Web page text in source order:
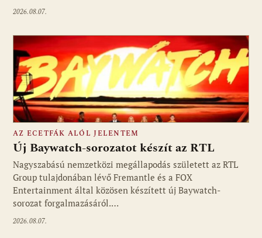
2026.08.07.
Fotó: media1.hu
AZ ECETFÁK ALÓL JELENTEM
Új Baywatch-sorozatot készít az RTL
Nagyszabású nemzetközi megállapodás született az RTL
Group tulajdonában lévő Fremantle és a FOX
Entertainment által közösen készített új Baywatch-
sorozat forgalmazásáról.…
2026.08.07.